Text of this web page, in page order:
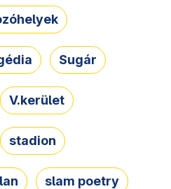
Sugár
V.kerület
stadion
slam poetry